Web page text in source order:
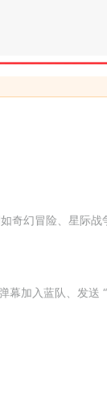
奇幻冒险、星际战
幕加入蓝队、发